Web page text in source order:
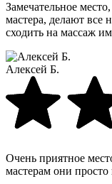
Замечательное
мастера, делают
сходить на массаж
Алексей Б.
Очень приятное
мастерам они